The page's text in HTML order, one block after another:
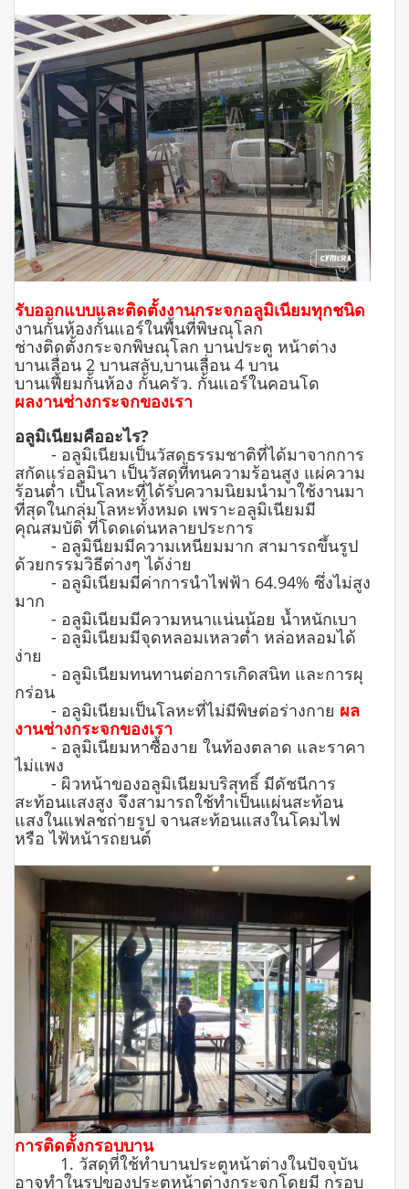
รับออกแบบและติดตั้งงานกระจกอลูมิเนียมทุกชนิด
งานกั้นห้องกั้นแอร์ในพื้นที่พิษณุโลก
ช่างติดตั้งกระจกพิษณุโลก บานประตู หน้าต่าง
บานเลื่อน 2 บานสลับ,บานเลื่อน 4 บาน
บานเฟี้ยมกั้นห้อง กั้นครัว. กั้นแอร์ในคอนโด
ผลงานช่างกระจกของเรา
อลูมิเนียมคืออะไร?
- อลูมิเนียมเป็นวัสดุธรรมชาติที่ได้มาจากการ
สกัดแร่อลูมินา เป็นวัสดุที่ทนความร้อนสูง แผ่ความ
ร้อนต่ำ เป็นโลหะที่ได้รับความนิยมนำมาใช้งานมา
ที่สุดในกลุ่มโลหะทั้งหมด เพราะอลูมิเนียมมี
คุณสมบัติ ที่โดดเด่นหลายประการ
- อลูมินียมมีความเหนียมมาก สามารถขึ้นรูป
ด้วยกรรมวิธีต่างๆ ได้ง่าย
- อลูมิเนียมมีค่าการนำไฟฟ้า 64.94% ซึ่งไม่สูง
มาก
- อลูมิเนียมมีความหนาแน่นน้อย น้ำหนักเบา
- อลูมิเนียมมีจุดหลอมเหลวต่ำ หล่อหลอมได้
ง่าย
- อลูมิเนียมทนทานต่อการเกิดสนิท และการผุ
กร่อน
- อลูมิเนียมเป็นโลหะที่ไม่มีพิษต่อร่างกาย ผล
งานช่างกระจกของเรา
- อลูมิเนียมหาซื้องาย ในท้องตลาด และราคา
ไม่แพง
- ผิวหน้าของอลูมิเนียมบริสุทธิ์ มีดัชนีการ
สะท้อนแสงสูง จึงสามารถใช้ทำเป็นแผ่นสะท้อน
แสงในแฟลชถ่ายรูป จานสะท้อนแสงในโคมไฟ
หรือ ไฟ้หน้ารถยนต์
การติดตั้งกรอบบาน
1. วัสดุที่ใช้ทำบานประตูหน้าต่างในปัจจุบัน
อาจทำในรูปของประตูหน้าต่างกระจกโดยมี กรอบ